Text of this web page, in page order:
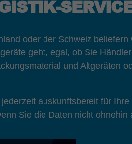
oder der Schweiz
geht, egal, ob Sie
und Altgeräten
auskunftsbereit für
Sie die Daten nicht